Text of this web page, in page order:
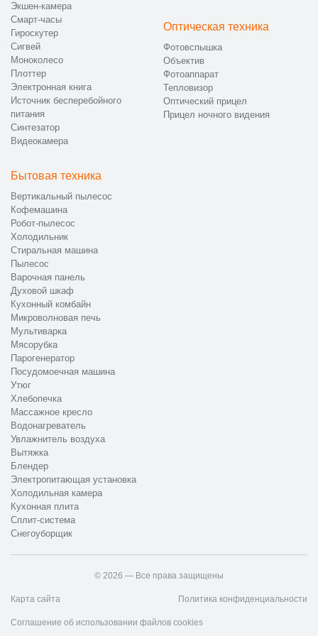
на дому либо прием техники.
Диагностика бойлера, помпы, электронных модулей и
утюжной части.
Согласование стоимости ремонта и сроков выполнения
работ.
Ремонт утюга Siemens на дому в Казани с контрольной
проверкой.
Передача исправного устройства владельцу.
📞 Как заказать ремонт парогенератора
свяжитесь с сервисным центром CanDo по номеру +7 (843)
254-53-98 или оставьте онлайн-заявку. Специалисты
организуют ремонт парогенераторов Сименс в Казани с
соблюдением технических рекомендаций и стандартов
производителя.
Экшен-камера
Смарт-часы
Гироскутер
Сигвей
Моноколесо
Плоттер
Электронная книга
Источник бесперебойного
питания
Синтезатор
Видеокамера
Оптическая техника
Фотовспышка
Объектив
Фотоаппарат
Тепловизор
Оптический прицел
Прицел ночного видения
Бытовая техника
Вертикальный пылесос
Кофемашина
Робот-пылесос
Холодильник
Стиральная машина
Пылесос
Варочная панель
Духовой шкаф
Кухонный комбайн
Микроволновая печь
Мультиварка
Мясорубка
Парогенератор
Посудомоечная машина
Утюг
Хлебопечка
Массажное кресло
Водонагреватель
Увлажнитель воздуха
Вытяжка
Блендер
Электропитающая установка
Холодильная камера
Кухонная плита
Сплит-система
Снегоуборщик
© 2026 — Все права защищены
Карта сайта Политика конфиденциальности
Соглашение об использовании файлов cookies